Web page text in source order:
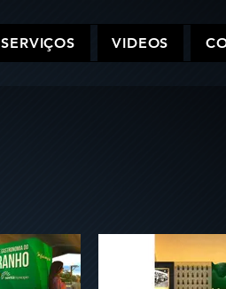
SERVIÇOS VIDEOS